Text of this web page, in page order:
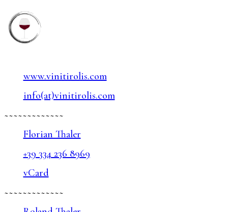
www.vinitirolis.com
info(at)vinitirolis.com
~~~~~~~~~~~~~
Florian Thaler
+39 334 236 8969
vCard
~~~~~~~~~~~~~